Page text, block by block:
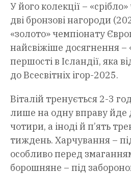
У його колекції –
дві бронзові нагороди
«золото» чемпіонату
найсвіжіше досягнення –
першості в Ісландії, яка
до Всесвітніх ігор-2025.
Віталій тренується 2-3
лише на одну вправу йде
чотири, а іноді й п’ять
тиждень. Харчування –
особливо перед
борошняне – під